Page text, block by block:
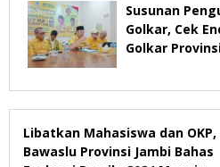
Susunan
Golkar, Cek
Golkar
Libatkan Mahasiswa dan OKP,
Bawaslu Provinsi Jambi Bahas